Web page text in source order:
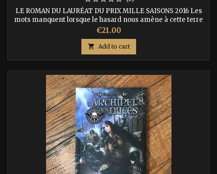
LE ROMAN DU LAURÉAT DU PRIX MILLE SAISONS 2016 Les
mots manquent lorsque le hasard nous amène à cette terre
étrangère. Zhang Zhung n’est pas hors du temps, mais elle
est dans un repli de l’espace, où une branche de l’humanité a
trouvé refuge. Zhang Zhung n’a pas d’histoire ou plus
précisément ne l’écrit pas. ISBN : 9791092700107
Price
€21.00
 Add to cart